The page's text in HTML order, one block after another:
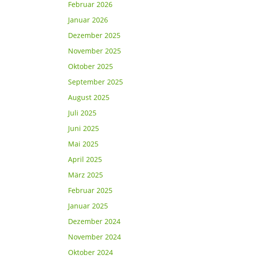
Februar 2026
Januar 2026
Dezember 2025
November 2025
Oktober 2025
September 2025
August 2025
Juli 2025
Juni 2025
Mai 2025
April 2025
März 2025
Februar 2025
Januar 2025
Dezember 2024
November 2024
Oktober 2024